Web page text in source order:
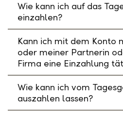
Wie kann ich auf das
einzahlen?
Kann ich mit dem Konto
oder meiner Partnerin
Firma eine Einzahlung
Wie kann ich vom
auszahlen lassen?